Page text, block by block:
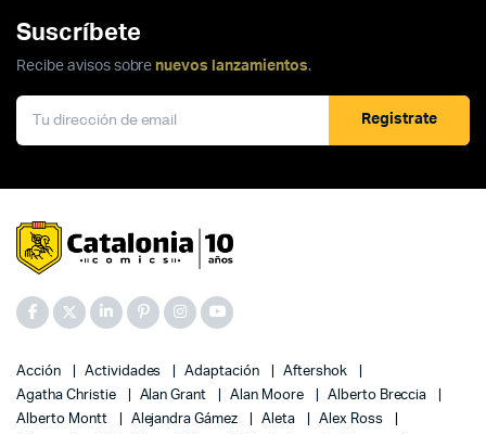
Suscríbete
Recibe avisos sobre nuevos lanzamientos.
Registrate
Acción Actividades Adaptación
Aftershok
Agatha Christie
Alan Grant Alan Moore
Alberto Breccia
Alberto Montt
Alejandra Gámez Aleta
Alex Ross